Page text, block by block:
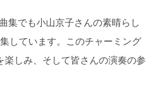
集でも小山京子さんの素晴らし
しています。このチャーミング
楽しみ、そして皆さんの演奏の参